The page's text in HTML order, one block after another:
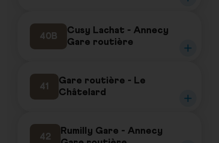
40B
Cusy Lachat - Annecy
Gare routière
41
Gare routière - Le
Châtelard
42
Rumilly Gare - Annecy